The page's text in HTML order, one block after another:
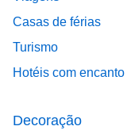
Casas de férias
Turismo
Hotéis com encanto
Decoração